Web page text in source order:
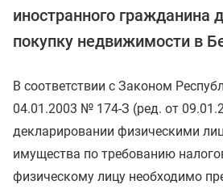
иностранного гражданина
покупку недвижимости в
В соответствии с Законом
04.01.2003 № 174-З (ред. от
декларировании физическими
имущества по требованию
физическому лицу необходимо